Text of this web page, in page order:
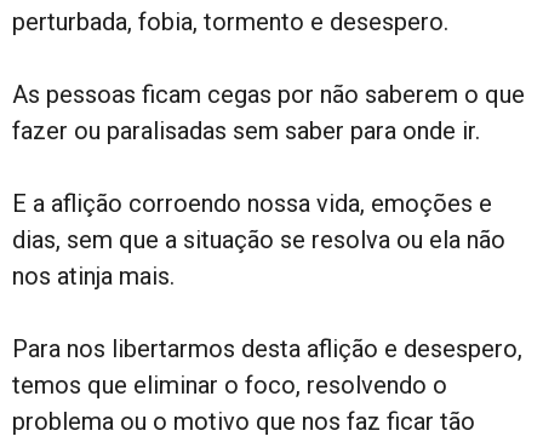
perturbada, fobia, tormento e desespero.
As pessoas ficam cegas por não saberem o que
fazer ou paralisadas sem saber para onde ir.
E a aflição corroendo nossa vida, emoções e
dias, sem que a situação se resolva ou ela não
nos atinja mais.
Para nos libertarmos desta aflição e desespero,
temos que eliminar o foco, resolvendo o
problema ou o motivo que nos faz ficar tão